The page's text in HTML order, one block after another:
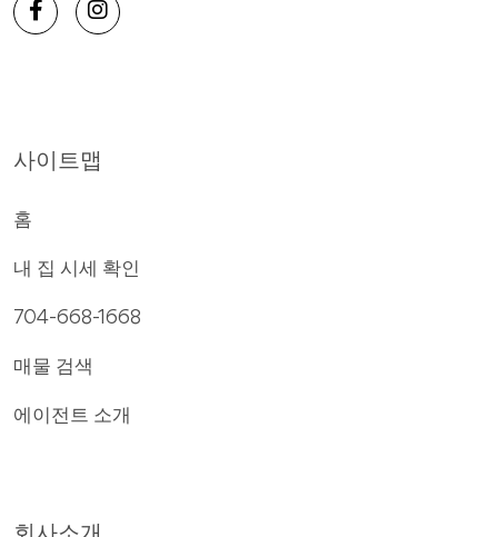
사이트맵
홈
내 집 시세 확인
704-668-1668
매물 검색
에이전트 소개